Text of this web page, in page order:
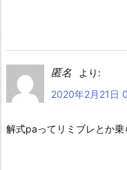
匿名
より:
2020年2月21日
解式paってリミブレとか